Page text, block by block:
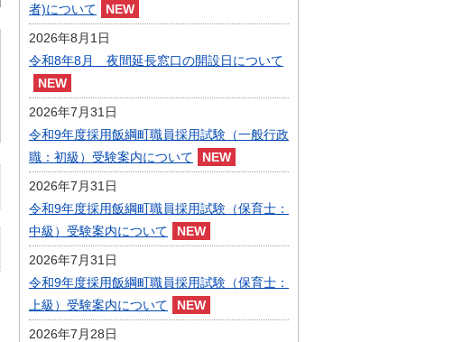
者)について
2026年8月1日
令和8年8月 夜間延長窓口の開設日について
2026年7月31日
令和9年度採用飯綱町職員採用試験（一般行政
職：初級）受験案内について
2026年7月31日
令和9年度採用飯綱町職員採用試験（保育士：
中級）受験案内について
2026年7月31日
令和9年度採用飯綱町職員採用試験（保育士：
上級）受験案内について
2026年7月28日